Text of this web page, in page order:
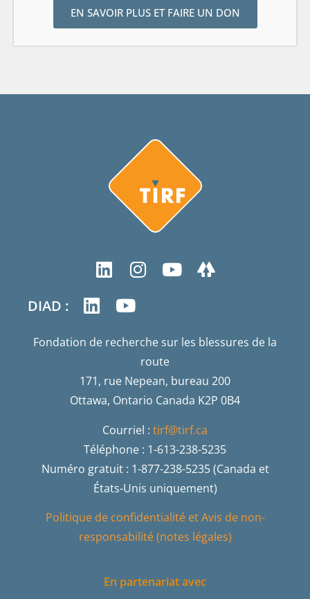
EN SAVOIR PLUS ET FAIRE UN DON
DIAD :
Fondation de recherche sur les blessures de la
route
171, rue Nepean, bureau 200
Ottawa, Ontario Canada K2P 0B4
Courriel : tirf@tirf.ca
Téléphone : 1-613-238-5235
Numéro gratuit : 1-877-238-5235 (Canada et
États-Unis uniquement)
Politique de confidentialité et Avis de non-
responsabilité (notes légales)
En partenariat avec